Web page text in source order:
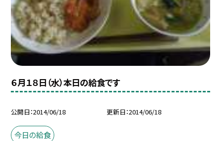
６月１８日（水）本日の給食です
公開日 2014/06/18 更新日 2014/06/18
今日の給食